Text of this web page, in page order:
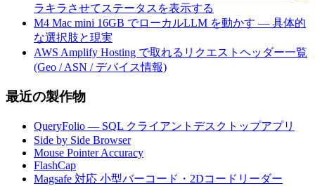
ラキラさせてステータスを表示する
M4 Mac mini 16GB でローカルLLM を動かす — 具体的
な選択肢と現実
AWS Amplify Hosting で取れるリクエストヘッダー一覧
(Geo / ASN / デバイス情報)
最近の製作物
QueryFolio — SQL クライアントデスクトップアプリ
Side by Side Browser
Mouse Pointer Accuracy
FlashCap
Magsafe 対応 小型バーコード・2Dコードリーダー